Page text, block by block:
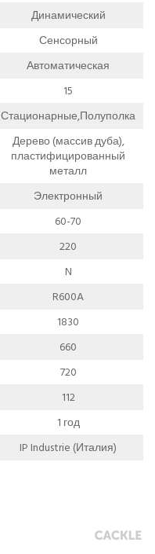
Динамический
Сенсорный
Автоматическая
15
Стационарные,Полуполка
Дерево (массив дуба),
пластифицированный
металл
Электронный
60-70
220
N
R600A
1830
660
720
112
1 год
IP Industrie (Италия)